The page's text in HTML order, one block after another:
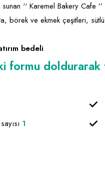
sunan ‘‘ Karemel Bakery
börek ve ekmek çeşitleri,
bedeli
formu doldurarak
1